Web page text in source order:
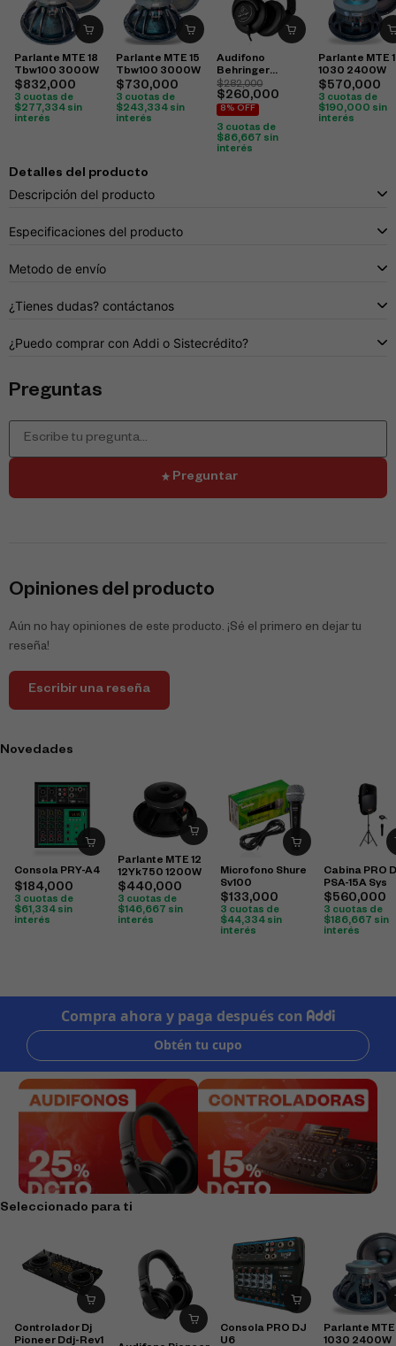
Parlante MTE 18
Tbw100 3000W
$832,000
3 cuotas de
$277,334 sin
interés
Parlante MTE 15
Tbw100 3000W
$ 730,000
3 cuotas de
$243,334sin
interés
Audifono
Behringer
Hpx6000
$282,000
$260,000
8% OFF
3 cuotas de
$86,667 sin
interés
Parlante MTE
1030 2400W
$570,000
3 cuotas de
$190,000 sin
interés
Detalles del producto
Descripción del producto
Especificaciones del producto
Metodo de envío
¿Tienes dudas? contáctanos
¿Puedo comprar con Addi o Sistecrédito?
Preguntas
Preguntar
Opiniones del producto
Aún no hay opiniones de este producto. ¡Sé el primero en dejar tu
reseña!
Escribir una reseña
Novedades
Consola PRY-A4
$184,000
3 cuotas de
$61,334 sin
interés
Parlante MTE 12
12Yk750 1200W
$440,000
3 cuotas de
$146,667 sin
interés
Microfono Shure
Sv100
$133,000
3 cuotas de
$44,334 sin
interés
Cabina PRO
PSA-15A Sys
$560,000
3 cuotas de
$186,667 sin
interés
Seleccionado para ti
Controlador Dj
Pioneer Ddj-Rev1
Consola PRO DJ
U6
Parlante MTE
1030 2400W